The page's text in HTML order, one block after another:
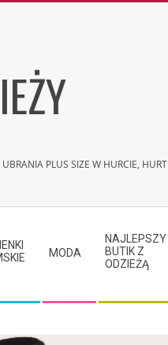
PLUS SIZE W HURCIE, HURT
MODA
NAJLEPSZY
BUTIK Z
ODZIEŻĄ